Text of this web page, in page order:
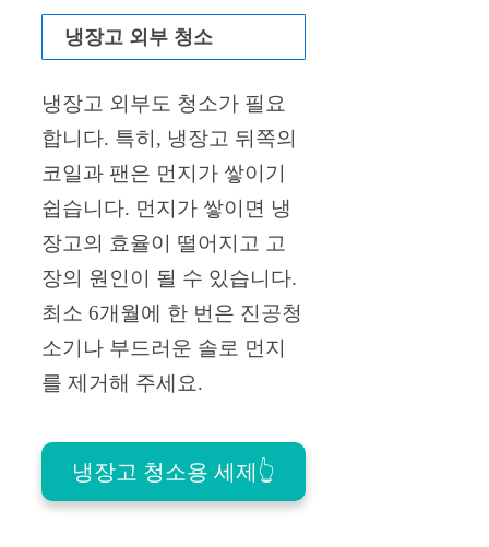
냉장고 외부 청소
냉장고 외부도 청소가 필요
합니다. 특히, 냉장고 뒤쪽의
코일과 팬은 먼지가 쌓이기
쉽습니다. 먼지가 쌓이면 냉
장고의 효율이 떨어지고 고
장의 원인이 될 수 있습니다.
최소 6개월에 한 번은 진공청
소기나 부드러운 솔로 먼지
를 제거해 주세요.
냉장고 청소용 세제👆